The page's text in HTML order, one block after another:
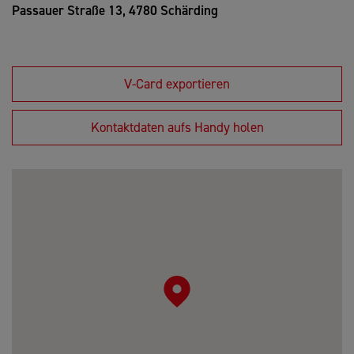
Passauer Straße 13, 4780 Schärding
V-Card exportieren
Kontaktdaten aufs Handy holen